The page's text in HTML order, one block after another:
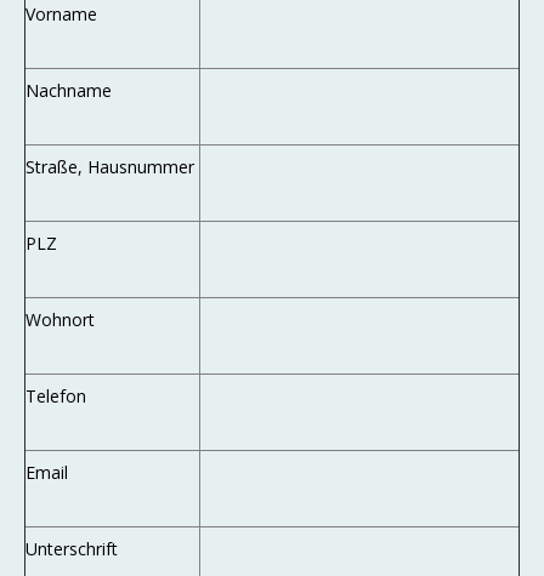
Vorname
Nachname
Straße, Hausnummer
PLZ
Wohnort
Telefon
Email
Unterschrift